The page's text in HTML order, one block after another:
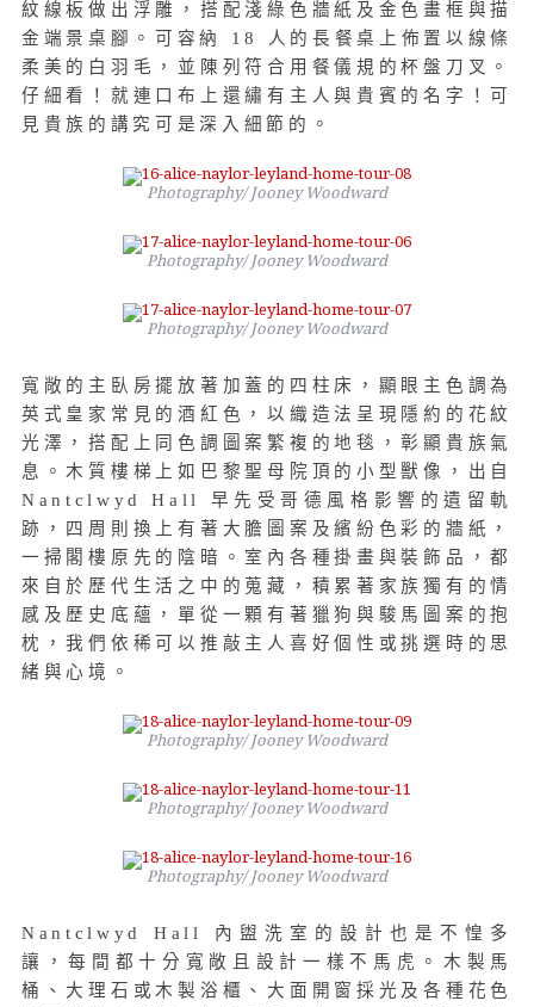
紋線板做出浮雕，搭配淺綠色牆紙及金色畫框與描
金端景桌腳。可容納 18 人的長餐桌上佈置以線條
柔美的白羽毛，並陳列符合用餐儀規的杯盤刀叉。
仔細看！就連口布上還繡有主人與貴賓的名字！可
見貴族的講究可是深入細節的。
Photography/ Jooney Woodward
Photography/ Jooney Woodward
Photography/ Jooney Woodward
寬敞的主臥房擺放著加蓋的四柱床，顯眼主色調為
英式皇家常見的酒紅色，以織造法呈現隱約的花紋
光澤，搭配上同色調圖案繁複的地毯，彰顯貴族氣
息。木質樓梯上如巴黎聖母院頂的小型獸像，出自
Nantclwyd Hall 早先受哥德風格影響的遺留軌
跡，四周則換上有著大膽圖案及繽紛色彩的牆紙，
一掃閣樓原先的陰暗。室內各種掛畫與裝飾品，都
來自於歷代生活之中的蒐藏，積累著家族獨有的情
感及歷史底蘊，單從一顆有著獵狗與駿馬圖案的抱
枕，我們依稀可以推敲主人喜好個性或挑選時的思
緒與心境。
Photography/ Jooney Woodward
Photography/ Jooney Woodward
Photography/ Jooney Woodward
Nantclwyd Hall 內盥洗室的設計也是不惶多
讓，每間都十分寬敞且設計一樣不馬虎。木製馬
桶、大理石或木製浴櫃、大面開窗採光及各種花色